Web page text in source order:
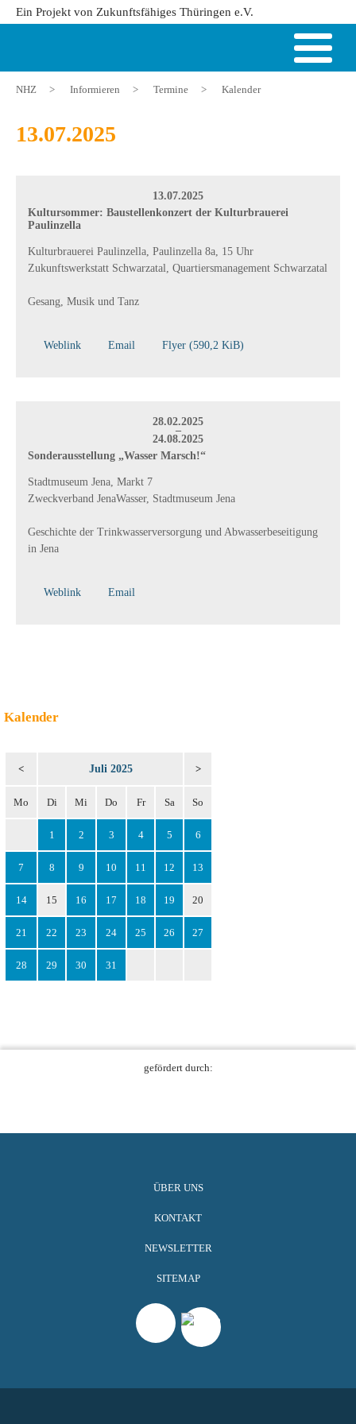
Ein Projekt von Zukunftsfähiges Thüringen e.V.
NHZ > Informieren > Termine > Kalender
13.07.2025
28.02.2025
–
24.08.2025
Sonderausstellung „Wasser Marsch!“
Stadtmuseum Jena, Markt 7
Zweckverband JenaWasser, Stadtmuseum Jena
Geschichte der Trinkwasserversorgung und Abwasserbeseitigung
in Jena
Weblink Email
13.07.2025
Kultursommer: Baustellenkonzert der Kulturbrauerei
Paulinzella
Kulturbrauerei Paulinzella, Paulinzella 8a, 15 Uhr
Zukunftswerkstatt Schwarzatal, Quartiersmanagement Schwarzatal
Gesang, Musik und Tanz
Weblink Email Flyer (590,2 KiB)
Kalender
< Juli 2025 >
Mo Di Mi Do Fr Sa So
1 2 3 4 5 6
7 8 9 10 11 12 13
14 15 16 17 18 19 20
21 22 23 24 25 26 27
28 29 30 31
gefördert durch:
ÜBER UNS
KONTAKT
NEWSLETTER
SITEMAP